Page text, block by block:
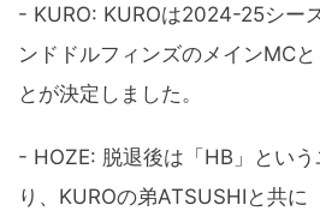
- KURO: KUROは2024-25シー
ンドドルフィンズのメインMC
とが決定しました。
- HOZE: 脱退後は「HB」とい
り、KUROの弟ATSUSHIと共に